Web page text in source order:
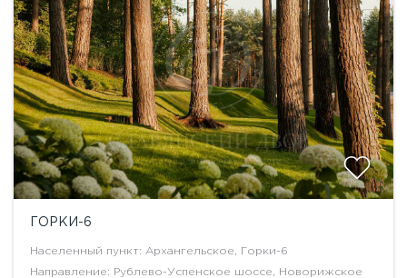
ГОРКИ-6
Населенный пункт: Архангельское, Горки-6
Направление: Рублево-Успенское шоссе, Новорижское